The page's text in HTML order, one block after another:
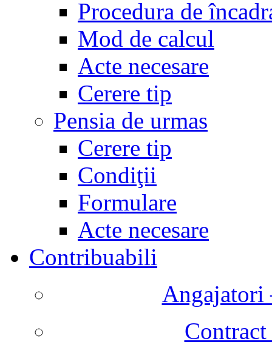
Procedura de
Mod de calcul
Acte necesare
Cerere tip
Pensia de urmas
Cerere tip
Condiţii
Formulare
Acte necesare
Contribuabili
Angajatori
Contract